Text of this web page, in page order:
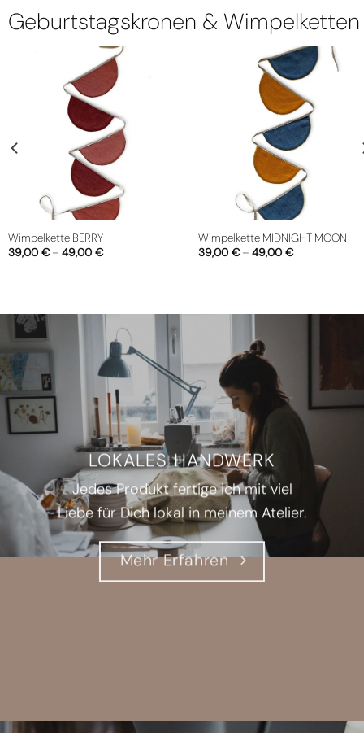
Geburtstagskronen & Wimpelketten
MOON
€
Geburtstagskrone ICEBLUE
LOKALES HANDWERK
Jedes Produkt fertige ich mit viel
Liebe für Dich lokal in meinem Atelier.
Mehr Erfahren